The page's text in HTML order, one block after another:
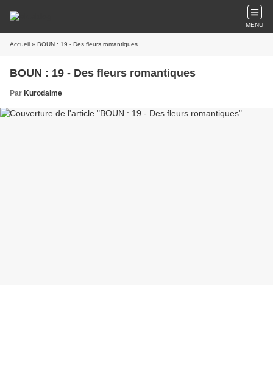
MENU
Accueil » BOUN : 19 - Des fleurs romantiques
BOUN : 19 - Des fleurs romantiques
Par Kurodaime